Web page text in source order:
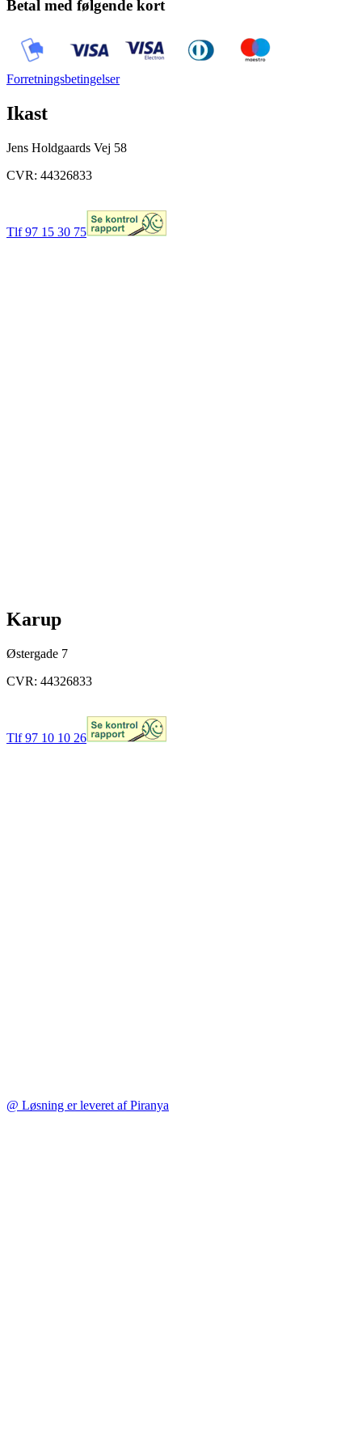
Betal med følgende kort
Forretningsbetingelser
Ikast
Jens Holdgaards Vej 58
CVR: 44326833
Tlf 97 15 30 75
Karup
Østergade 7
CVR: 44326833
Tlf 97 10 10 26
@ Løsning er leveret af Piranya